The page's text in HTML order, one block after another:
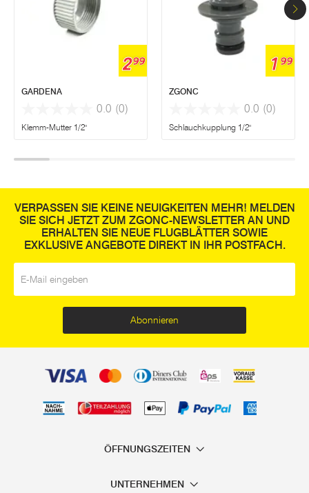
299
GARDENA
0.0 (0)
Klemm-Mutter 1/2"
199
ZGONC
0.0 (0)
Schlauchkupplung 1/2"
VERPASSEN SIE KEINE NEUIGKEITEN MEHR! MELDEN
SIE SICH JETZT ZUM ZGONC-NEWSLETTER AN UND
ERHALTEN SIE NEUE FLUGBLÄTTER SOWIE
EXKLUSIVE ANGEBOTE DIREKT IN IHR POSTFACH.
Abonnieren
ÖFFNUNGSZEITEN
UNTERNEHMEN